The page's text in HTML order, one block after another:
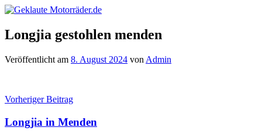
Longjia gestohlen menden
Veröffentlicht am 8. August 2024 von Admin
Beitragsnavigation
Vorheriger Beitrag
Longjia in Menden